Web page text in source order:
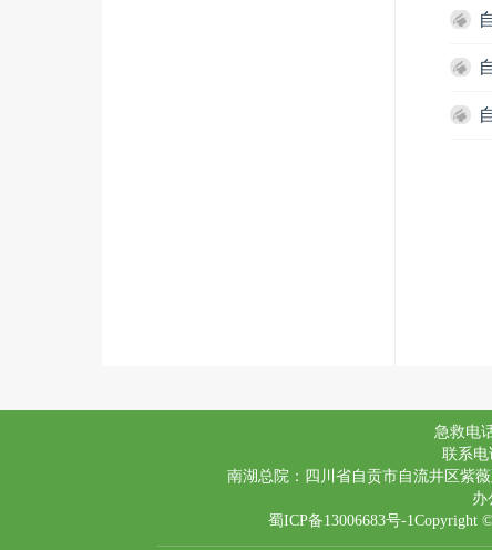
急救电
联系电
南湖总院：四川省自贡市自流井区紫
办
蜀ICP备13006683号-1Copyright